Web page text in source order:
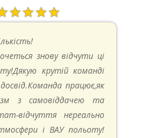
знову відчути ці
крутій команді
працює,як
з самовіддачею та
відчуття нереально
і ВАУ польоту!